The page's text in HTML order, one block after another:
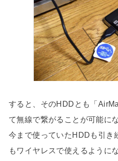
すると、そのHDDとも「
て無線で繋がることが可能に
今まで使っていたHDDも引き
もワイヤレスで使えるように